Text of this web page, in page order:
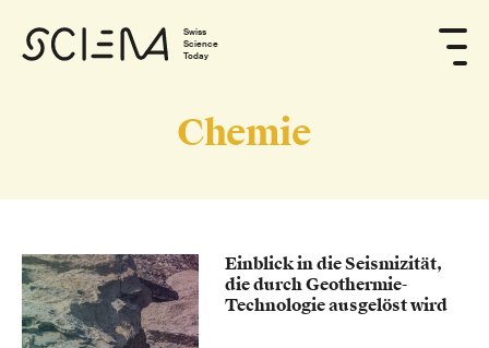
Swiss
Science
Today
Chemie
Einblick in die Seismizität,
die durch Geothermie-
Technologie ausgelöst wird